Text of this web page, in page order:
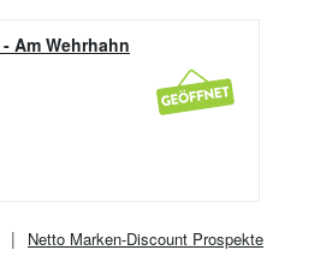
- Am Wehrhahn
Netto Marken-Discount Prospekte